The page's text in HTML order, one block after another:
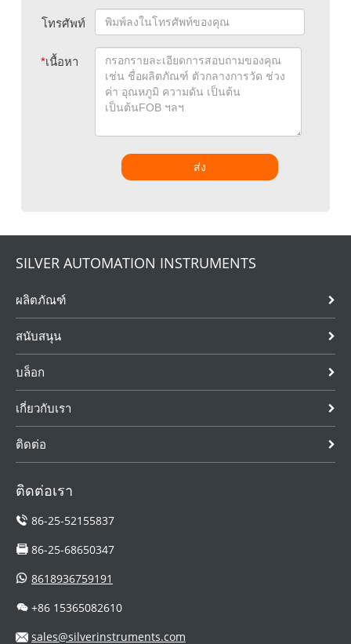
โทรศัพท์
*เนื้อหา
ส่ง
SILVER AUTOMATION INSTRUMENTS
ผลิตภัณฑ์
สนับสนุน
บล็อก
เกี่ยวกับเรา
ติดต่อ
ติดต่อเรา
86-25-52155837
86-25-68650347
8618936759191
+86 15365082610
sales@silverinstruments.com